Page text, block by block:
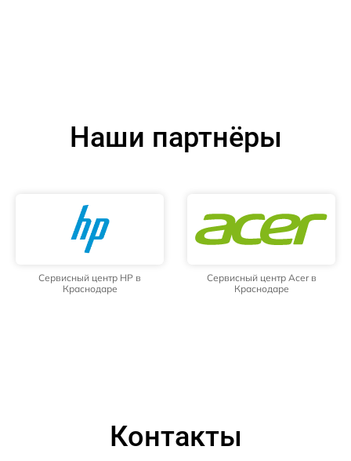
Наши партнёры
Сервисный центр HP в
Краснодаре
Сервисный центр Acer в
Краснодаре
Контакты